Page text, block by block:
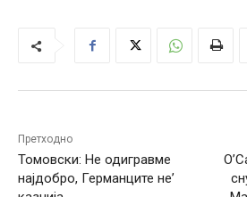
Претходно
Томовски: Не одигравме
најдобро, Германците не’